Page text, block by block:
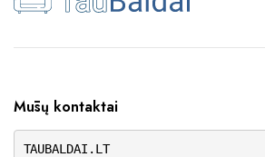
Mūsų kontaktai
TAUBALDAI.LT